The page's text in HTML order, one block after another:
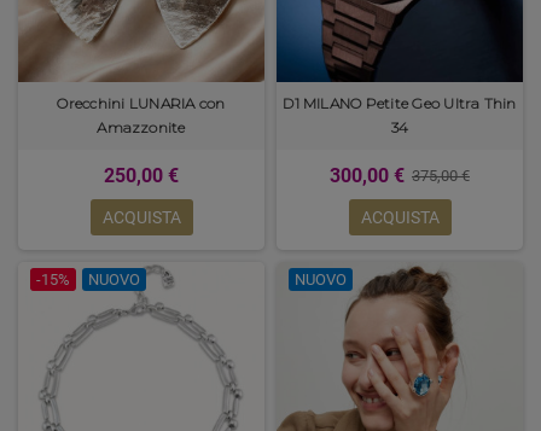
Orecchini LUNARIA con
Amazzonite
250,00 €
ACQUISTA
D1 MILANO Petite Geo Ultra Thin
34
300,00 € 375,00 €
ACQUISTA
-15% NUOVO NUOVO